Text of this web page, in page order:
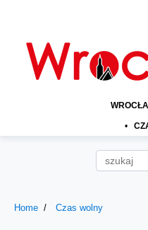
•
Home Czas wolny